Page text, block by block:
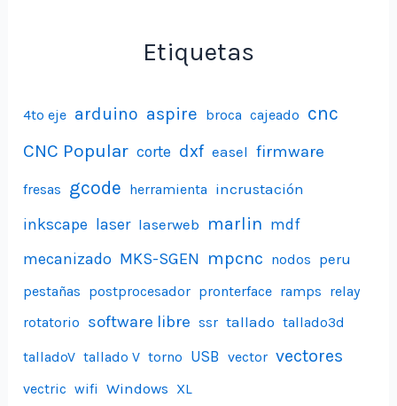
Etiquetas
4to eje arduino aspire broca cajeado cnc
CNC Popular corte dxf easel firmware
fresas gcode herramienta incrustación
inkscape laser laserweb marlin mdf
mecanizado MKS-SGEN mpcnc nodos peru
pestañas postprocesador pronterface ramps relay
rotatorio software libre ssr tallado tallado3d
talladoV tallado V torno USB vector vectores
vectric wifi Windows XL